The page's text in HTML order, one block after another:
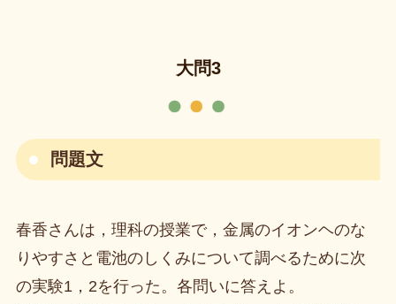
大問3
問題文
春香さんは，理科の授業で，金属のイオンヘのな
りやすさと電池のしくみについて調べるために次
の実験1，2を行った。各問いに答えよ。